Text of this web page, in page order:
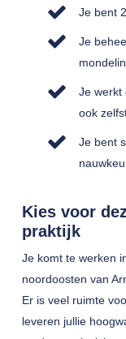
Je bent
Je
Je werkt
ook
Je bent
Kies voor
praktijk
Je komt te werken
noordoosten van
Er is veel ruimte
leveren jullie